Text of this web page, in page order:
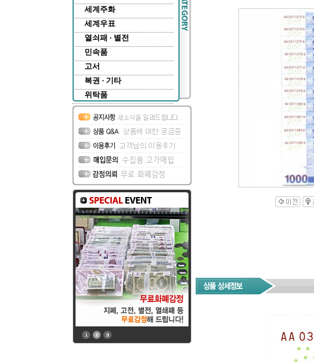
세계주화
세계우표
열쇠패 · 별전
민속품
고서
복권 · 기타
위탁품